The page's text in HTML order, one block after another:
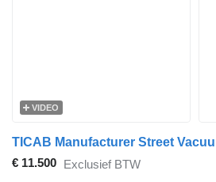
VIDEO
€ 11.500 Exclusief BTW